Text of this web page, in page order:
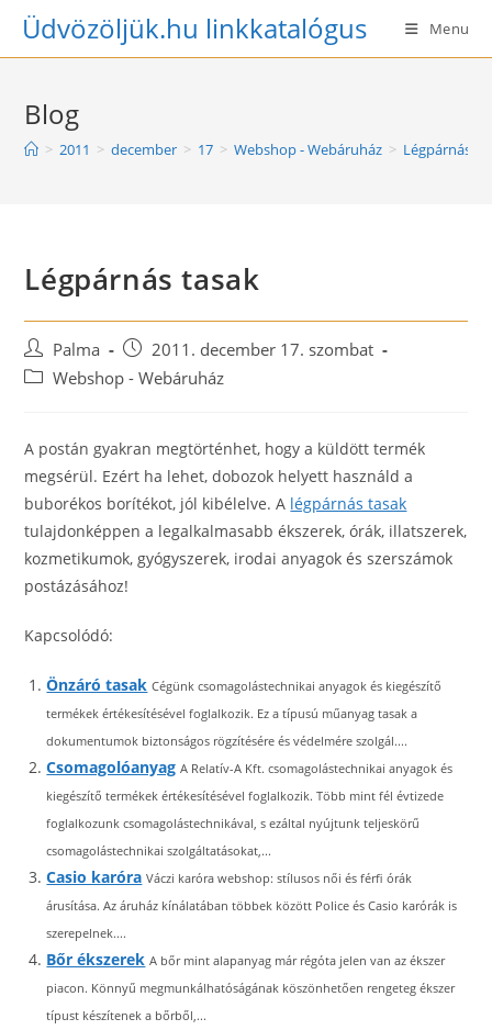
SkipÜdvözöljük.hu linkkatalógus Menu
Blog
> 2011 > december > 17 > Webshop - Webáruház > Légpárnás
Légpárnás tasak
Post
author:
Palma
Post
published:
2011. december 17. szombat
PostWebshop - Webáruház
A postán gyakran megtörténhet, hogy a küldött termék
megsérül. Ezért ha lehet, dobozok helyett használd a
buborékos borítékot, jól kibélelve. A légpárnás tasak
tulajdonképpen a legalkalmasabb ékszerek, órák, illatszerek,
kozmetikumok, gyógyszerek, irodai anyagok és szerszámok
postázásához!
Kapcsolódó:
Önzáró tasak Cégünk csomagolástechnikai anyagok és kiegészítő
termékek értékesítésével foglalkozik. Ez a típusú műanyag tasak a
dokumentumok biztonságos rögzítésére és védelmére szolgál....
Csomagolóanyag A Relatív-A Kft. csomagolástechnikai anyagok és
kiegészítő termékek értékesítésével foglalkozik. Több mint fél évtizede
foglalkozunk csomagolástechnikával, s ezáltal nyújtunk teljeskörű
csomagolástechnikai szolgáltatásokat,...
Casio karóra Váczi karóra webshop: stílusos női és férfi órák
árusítása. Az áruház kínálatában többek között Police és Casio karórák is
szerepelnek....
Bőr ékszerek A bőr mint alapanyag már régóta jelen van az ékszer
piacon. Könnyű megmunkálhatóságának köszönhetően rengeteg ékszer
típust készítenek a bőrből,...